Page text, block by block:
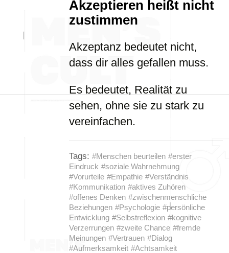
Akzeptieren heißt nicht
zustimmen
Akzeptanz bedeutet nicht,
dass dir alles gefallen muss.
Es bedeutet, Realität zu
sehen, ohne sie zu stark zu
vereinfachen.
Tags: #Menschen beurteilen #erster
Eindruck #soziale Wahrnehmung
#Vorurteile #Empathie #Verständnis
#Kommunikation #aktives Zuhören
#offenes Denken #zwischenmenschliche
Beziehungen #Psychologie #persönliche
Entwicklung #Selbstreflexion #kognitive
Verzerrungen #zweite Chance #fremde
Meinungen #Vertrauen #Dialog
#Aufmerksamkeit #Achtsamkeit